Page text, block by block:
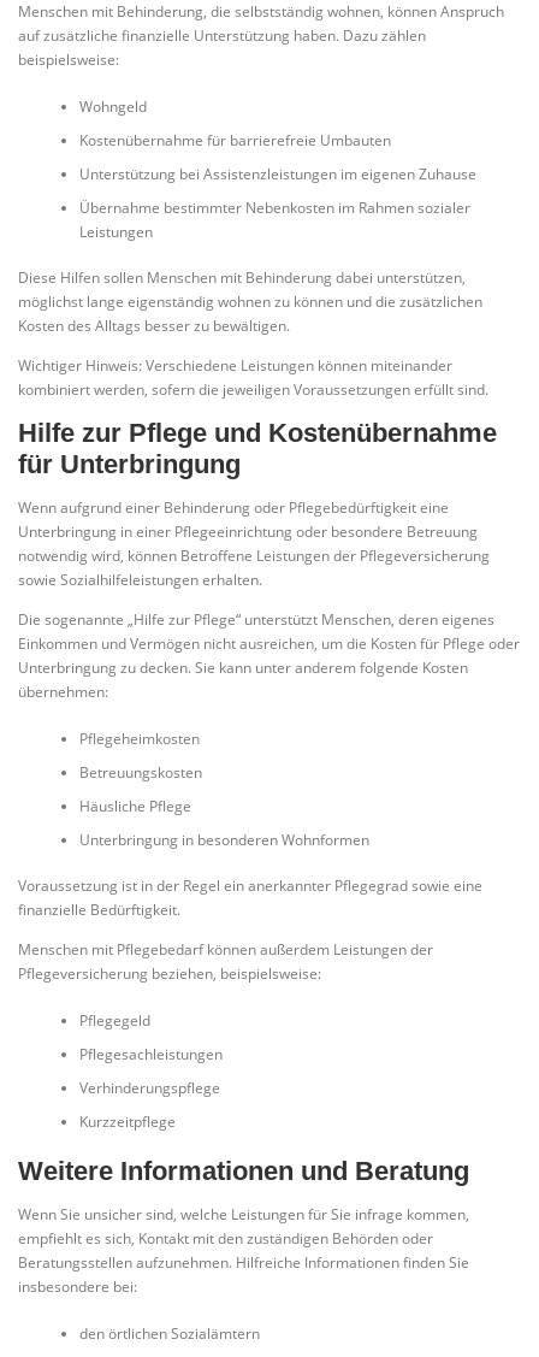
Menschen mit Behinderung, die selbstständig wohnen, können Anspruch
auf zusätzliche finanzielle Unterstützung haben. Dazu zählen
beispielsweise:
Wohngeld
Kostenübernahme für barrierefreie Umbauten
Unterstützung bei Assistenzleistungen im eigenen Zuhause
Übernahme bestimmter Nebenkosten im Rahmen sozialer
Leistungen
Diese Hilfen sollen Menschen mit Behinderung dabei unterstützen,
möglichst lange eigenständig wohnen zu können und die zusätzlichen
Kosten des Alltags besser zu bewältigen.
Wichtiger Hinweis: Verschiedene Leistungen können miteinander
kombiniert werden, sofern die jeweiligen Voraussetzungen erfüllt sind.
Hilfe zur Pflege und Kostenübernahme
für Unterbringung
Wenn aufgrund einer Behinderung oder Pflegebedürftigkeit eine
Unterbringung in einer Pflegeeinrichtung oder besondere Betreuung
notwendig wird, können Betroffene Leistungen der Pflegeversicherung
sowie Sozialhilfeleistungen erhalten.
Die sogenannte „Hilfe zur Pflege“ unterstützt Menschen, deren eigenes
Einkommen und Vermögen nicht ausreichen, um die Kosten für Pflege oder
Unterbringung zu decken. Sie kann unter anderem folgende Kosten
übernehmen:
Pflegeheimkosten
Betreuungskosten
Häusliche Pflege
Unterbringung in besonderen Wohnformen
Voraussetzung ist in der Regel ein anerkannter Pflegegrad sowie eine
finanzielle Bedürftigkeit.
Menschen mit Pflegebedarf können außerdem Leistungen der
Pflegeversicherung beziehen, beispielsweise:
Pflegegeld
Pflegesachleistungen
Verhinderungspflege
Kurzzeitpflege
Weitere Informationen und Beratung
Wenn Sie unsicher sind, welche Leistungen für Sie infrage kommen,
empfiehlt es sich, Kontakt mit den zuständigen Behörden oder
Beratungsstellen aufzunehmen. Hilfreiche Informationen finden Sie
insbesondere bei:
den örtlichen Sozialämtern